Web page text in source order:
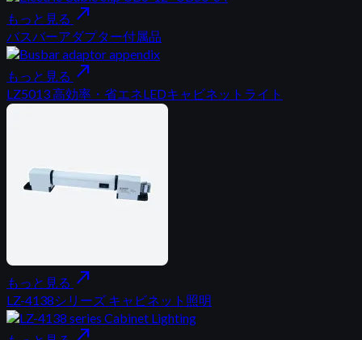
もっと見る north_east
バスバーアダプター付属品
もっと見る north_east
LZ5013 高効率・省エネLEDキャビネットライト
もっと見る north_east
LZ-4138シリーズ キャビネット照明
north_east